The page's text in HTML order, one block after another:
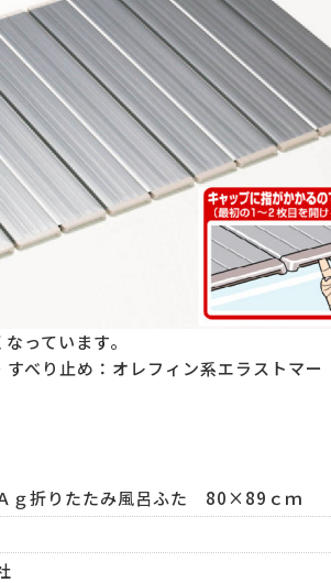
っています。
べり止め：オレフィン系エラストマー
ｇ折りたたみ風呂ふた 80×89ｃｍ